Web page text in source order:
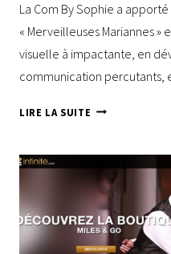
La Com By Sophie a
« Merveilleuses Mariannes
visuelle à impactante, en
communication percutants,
LIRE LA SUITE MERVEILLEUSE